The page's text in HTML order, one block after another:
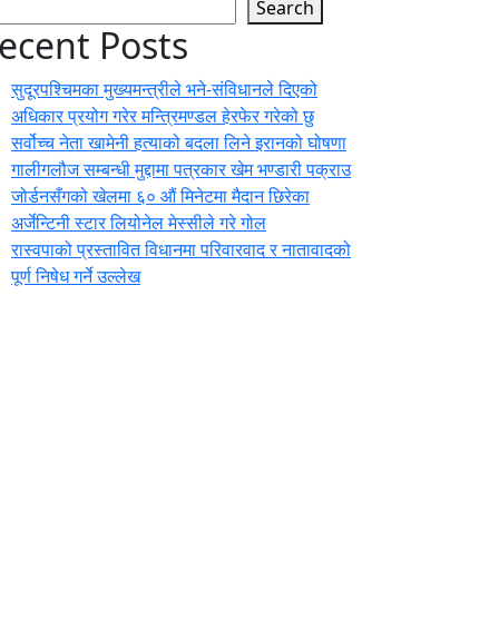
Search
Posts
सुदूरपश्चिमका मुख्यमन्त्रीले भने-संविधानले दिएको
अधिकार प्रयोग गरेर मन्त्रिमण्डल हेरफेर गरेको छु
सर्वोच्च नेता खामेनी हत्याको बदला लिने इरानको घोषणा
गालीगलौज सम्बन्धी मुद्दामा पत्रकार खेम भण्डारी पक्राउ
जोर्डनसँगको खेलमा ६० औं मिनेटमा मैदान छिरेका
अर्जेन्टिनी स्टार लियोनेल मेस्सीले गरे गोल
रास्वपाको प्रस्तावित विधानमा परिवारवाद र नातावादको
पूर्ण निषेध गर्ने उल्लेख